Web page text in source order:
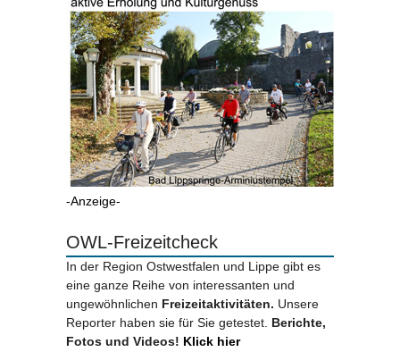
-Anzeige-
OWL-Freizeitcheck
In der Region Ostwestfalen und Lippe gibt es
eine ganze Reihe von interessanten und
ungewöhnlichen Freizeitaktivitäten. Unsere
Reporter haben sie für Sie getestet. Berichte,
Fotos und Videos! Klick hier